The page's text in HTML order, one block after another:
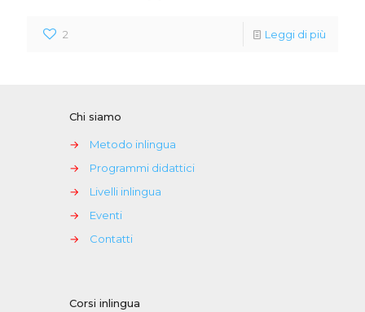
2 Leggi di più
Chi siamo
→
Metodo inlingua
→
Programmi didattici
→
Livelli inlingua
→
Eventi
→
Contatti
Corsi inlingua